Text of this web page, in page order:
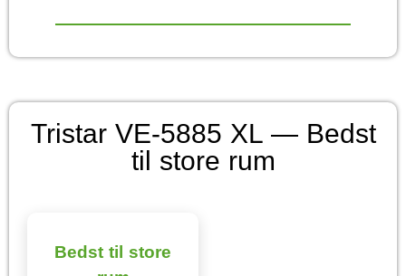
Tristar VE-5885 XL — Bedst
til store rum
Bedst til store